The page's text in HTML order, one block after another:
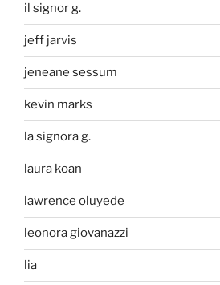
il signor g.
jeff jarvis
jeneane sessum
kevin marks
la signora g.
laura koan
lawrence oluyede
leonora giovanazzi
lia